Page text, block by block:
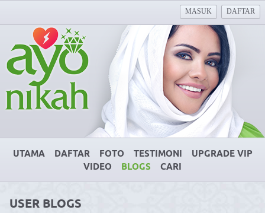
MASUK DAFTAR
UTAMA DAFTAR FOTO TESTIMONI
UPGRADE VIP
VIDEO
BLOGS CARI
USER BLOGS